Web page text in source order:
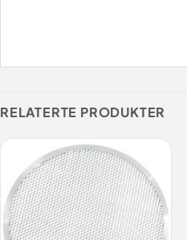
RELATERTE PRODUKTER